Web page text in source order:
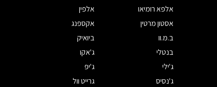
אלפא רומיאו
אלפין
אסטון מרטין
אקספנג
ב.מ.וו
ביואיק
בנטלי
ג'אקו
ג'ילי
ג'יפ
ג'נסיס
גרייט וול